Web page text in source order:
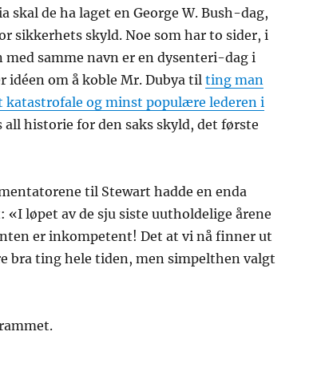
skal de ha laget en George W. Bush-dag,
sikkerhets skyld. Noe som har to sider, i
med samme navn er en dysenteri-dag i
idéen om å koble Mr. Dubya tilting man
katastrofale og minst populære lederen i
all historie for den saks skyld, det første
til Stewart hadde en enda
løpet av de sju siste uutholdelige årene
er inkompetent! Det at vi nå finner ut
bra ting hele tiden, men simpelthen valgt